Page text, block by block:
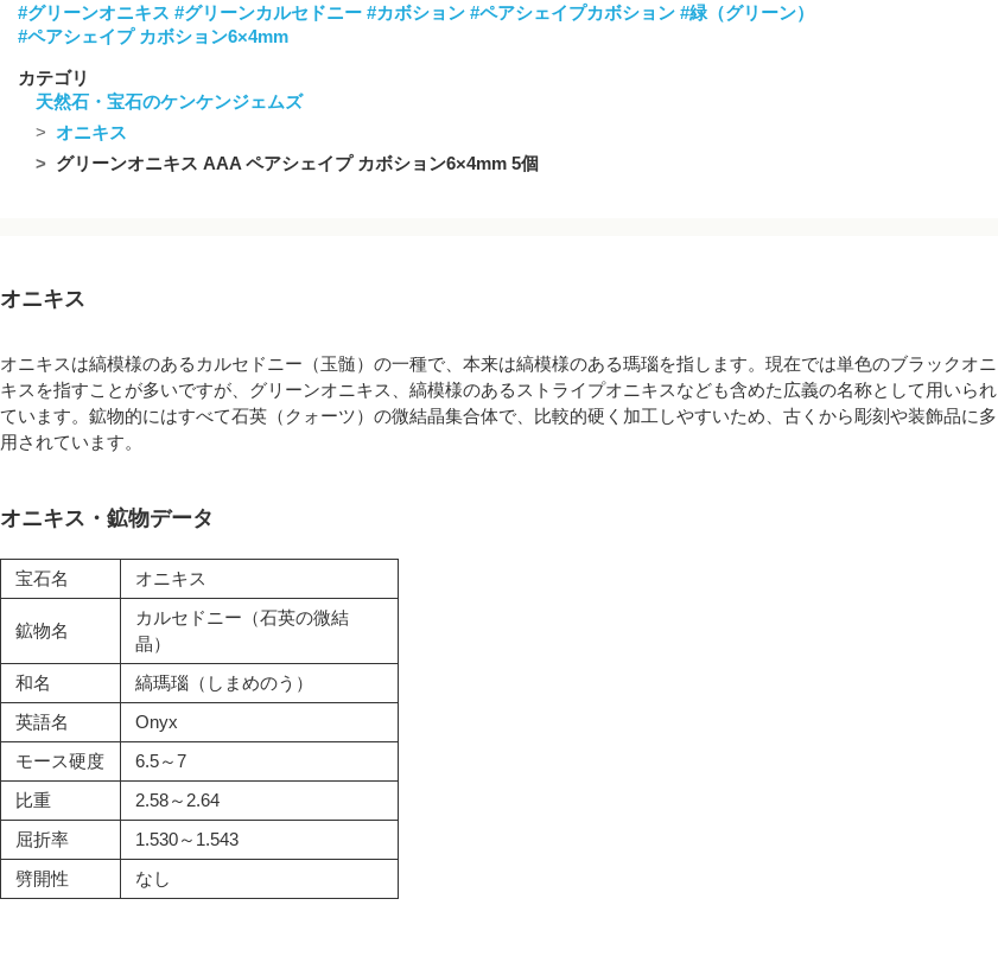
#グリーンオニキス #グリーンカルセドニー #カボション #ペアシェイプカボション #緑（グリーン）
#ペアシェイプ カボション6×4mm
カテゴリ
天然石・宝石のケンケンジェムズ
オニキス
グリーンオニキス AAA ペアシェイプ カボション6×4mm 5個
オニキス
オニキスは縞模様のあるカルセドニー（玉髄）の一種で、本来は縞模様のある瑪瑙を指します。現在では単色のブラックオニ
キスを指すことが多いですが、グリーンオニキス、縞模様のあるストライプオニキスなども含めた広義の名称として用いられ
ています。鉱物的にはすべて石英（クォーツ）の微結晶集合体で、比較的硬く加工しやすいため、古くから彫刻や装飾品に多
用されています。
オニキス・鉱物データ
宝石名 オニキス
鉱物名
カルセドニー（石英の微結
晶）
和名
縞瑪瑙（しまめのう）
英語名
Onyx
モース硬度
6.5～7
比重
2.58～2.64
屈折率
1.530～1.543
劈開性
なし